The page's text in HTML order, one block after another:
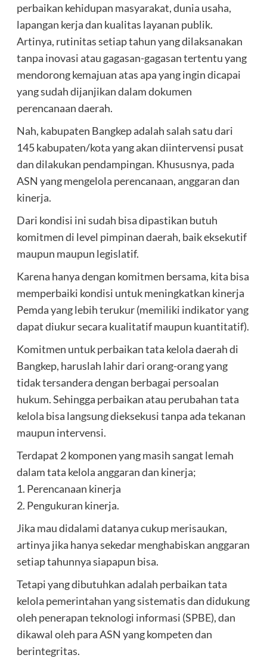
perbaikan kehidupan masyarakat, dunia usaha,
lapangan kerja dan kualitas layanan publik.
Artinya, rutinitas setiap tahun yang dilaksanakan
tanpa inovasi atau gagasan-gagasan tertentu yang
mendorong kemajuan atas apa yang ingin dicapai
yang sudah dijanjikan dalam dokumen
perencanaan daerah.
Nah, kabupaten Bangkep adalah salah satu dari
145 kabupaten/kota yang akan diintervensi pusat
dan dilakukan pendampingan. Khususnya, pada
ASN yang mengelola perencanaan, anggaran dan
kinerja.
Dari kondisi ini sudah bisa dipastikan butuh
komitmen di level pimpinan daerah, baik eksekutif
maupun maupun legislatif.
Karena hanya dengan komitmen bersama, kita bisa
memperbaiki kondisi untuk meningkatkan kinerja
Pemda yang lebih terukur (memiliki indikator yang
dapat diukur secara kualitatif maupun kuantitatif).
Komitmen untuk perbaikan tata kelola daerah di
Bangkep, haruslah lahir dari orang-orang yang
tidak tersandera dengan berbagai persoalan
hukum. Sehingga perbaikan atau perubahan tata
kelola bisa langsung dieksekusi tanpa ada tekanan
maupun intervensi.
Terdapat 2 komponen yang masih sangat lemah
dalam tata kelola anggaran dan kinerja;
1. Perencanaan kinerja
2. Pengukuran kinerja.
Jika mau didalami datanya cukup merisaukan,
artinya jika hanya sekedar menghabiskan anggaran
setiap tahunnya siapapun bisa.
Tetapi yang dibutuhkan adalah perbaikan tata
kelola pemerintahan yang sistematis dan didukung
oleh penerapan teknologi informasi (SPBE), dan
dikawal oleh para ASN yang kompeten dan
berintegritas.